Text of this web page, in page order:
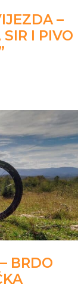
–
I PIVO
BRDO